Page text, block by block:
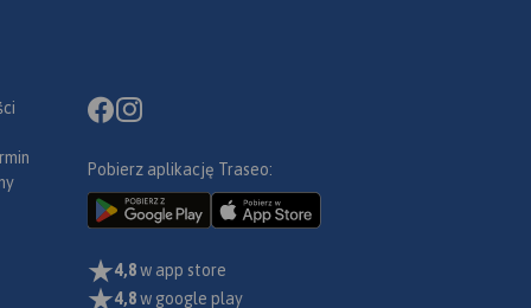
Pobierz aplikację Traseo:
4,8w app store
4,8w google play